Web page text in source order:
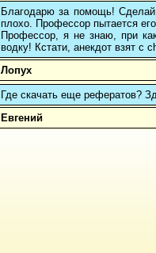
Благодарю за помощь! Сделай
плохо. Профессор пытается
Профессор, я не знаю, при
водку! Кстати, анекдот взят с
Лопух
Где скачать еще рефератов?
Евгений